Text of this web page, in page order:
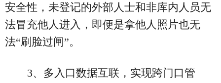
安全性，未登记的外部人士和非库内人员无
法冒充他人进入，即便是拿他人照片也无
法“刷脸过闸”。
3、多入口数据互联，实现跨门口管